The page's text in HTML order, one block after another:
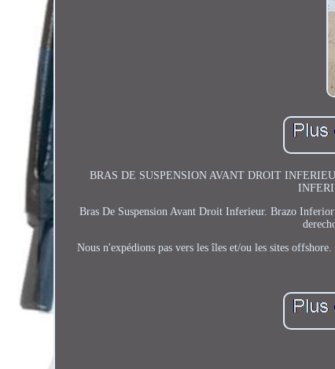
BRAS DE SUSPENSION AVANT DROIT
Bras De Suspension Avant Droit Inferieur. Brazo
Nous n'expédions pas vers les îles et/ou les sites